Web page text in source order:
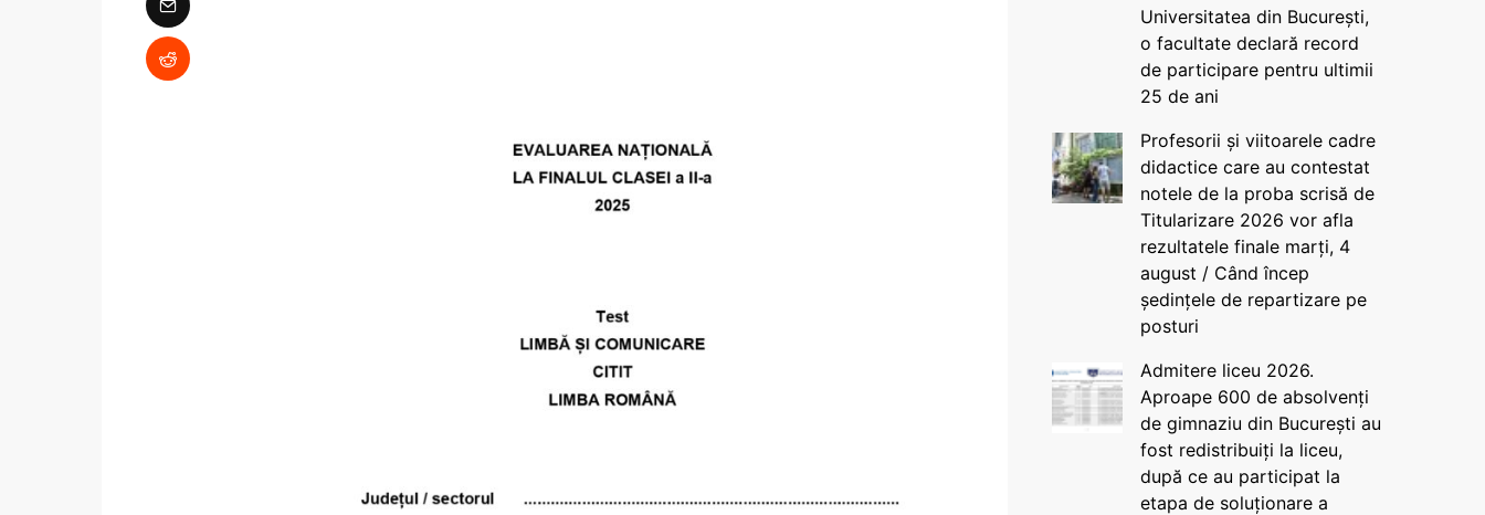
Universitatea din București,
o facultate declară record
de participare pentru ultimii
25 de ani
Profesorii și viitoarele cadre
didactice care au contestat
notele de la proba scrisă de
Titularizare 2026 vor afla
rezultatele finale marți, 4
august / Când încep
ședințele de repartizare pe
posturi
Admitere liceu 2026.
Aproape 600 de absolvenți
de gimnaziu din București au
fost redistribuiți la liceu,
după ce au participat la
etapa de soluționare a